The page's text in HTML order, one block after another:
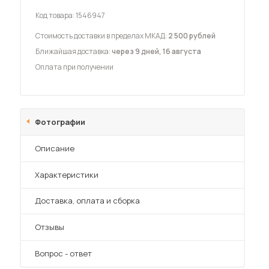
для гостиных
Код товара:1546947
Стоимость доставки в пределах МКАД: 2 500 рублей
Ближайшая доставка:через 9 дней, 16 августа
Оплата при получении
Фотографии
Описание
Характеристики
Преимущества
Доставка, оплата и сборка
Отзывы
Вопрос - ответ